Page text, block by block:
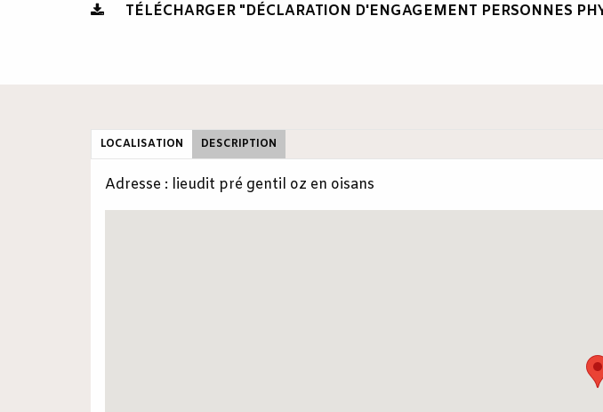
TÉLÉCHARGER "DÉCLARATION D'ENGAGEMENT PERSONNES
LOCALISATION DESCRIPTION
Adresse : lieudit pré gentil oz en oisans